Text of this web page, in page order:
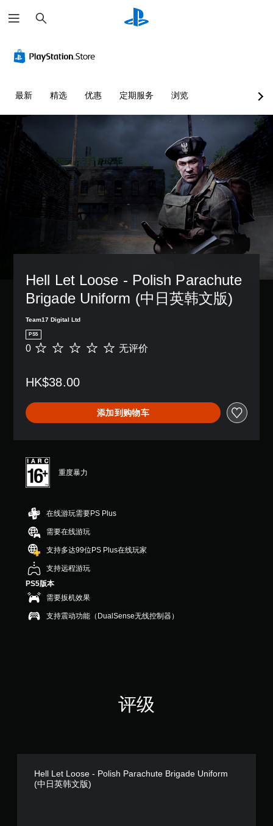
索
最新 精选 优惠 定期服务 浏览
Hell Let Loose - Polish Parachute
Brigade Uniform (中日英韩文版)
Team17 Digital Ltd
PS5
无
0 无评价
HK$38.00
添加到购物车
重度暴力
在线游玩需要PS Plus
需要在线游玩
支持多达99位PS Plus在线玩家
支持远程游玩
PS5版本
需要扳机效果
支持震动功能（DualSense无线控制器）
评级
Hell Let Loose - Polish Parachute Brigade Uniform
(中日英韩文版)